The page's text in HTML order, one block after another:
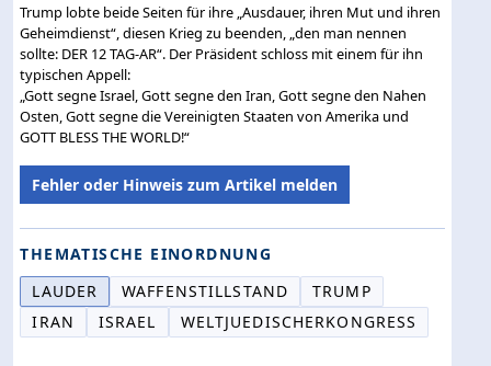
Trump lobte beide Seiten für ihre „Ausdauer, ihren Mut und ihren
Geheimdienst“, diesen Krieg zu beenden, „den man nennen
sollte: DER 12 TAG-AR“. Der Präsident schloss mit einem für ihn
typischen Appell:
„Gott segne Israel, Gott segne den Iran, Gott segne den Nahen
Osten, Gott segne die Vereinigten Staaten von Amerika und
GOTT BLESS THE WORLD!“
Fehler oder Hinweis zum Artikel melden
THEMATISCHE EINORDNUNG
LAUDER
WAFFENSTILLSTAND
TRUMP
IRAN
ISRAEL WELTJUEDISCHERKONGRESS